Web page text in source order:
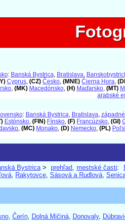
: Banská Bystrica, Bratislava,
Cyprus, (CZ) Česko, (MNE) Čierna Hora,
, (MK) Macedónsko, (H) Maďarsko, (MT)
arabské
: Banská Bystrica, Bratislava,
Estónsko, (FIN) Fínsko, (F) Francúzsko, (GI)
, (MC) Monako, (D) Nemecko, (PL)
Bystrica>prehľad, mestské časti:
, Rakytovce, Sásová a Rudlová,
, Čerín, Dolná Mičiná, Donovaly,